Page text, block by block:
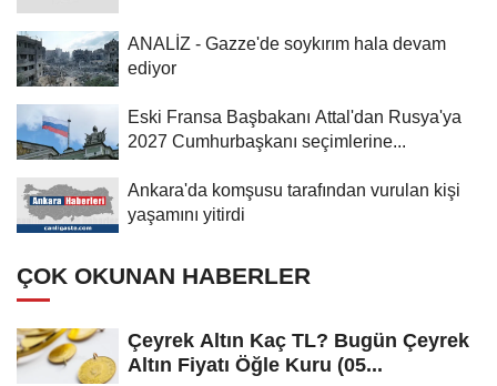
ANALİZ - Gazze'de soykırım hala devam
ediyor
Eski Fransa Başbakanı Attal'dan Rusya'ya
2027 Cumhurbaşkanı seçimlerine...
Ankara'da komşusu tarafından vurulan kişi
yaşamını yitirdi
ÇOK OKUNAN HABERLER
Çeyrek Altın Kaç TL? Bugün Çeyrek
Altın Fiyatı Öğle Kuru (05...